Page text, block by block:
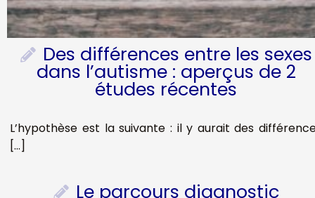
Des différences entre les sexes
dans l’autisme : aperçus de 2
études récentes
L’hypothèse est la suivante : il y aurait des
[…]
Le parcours diagnostic